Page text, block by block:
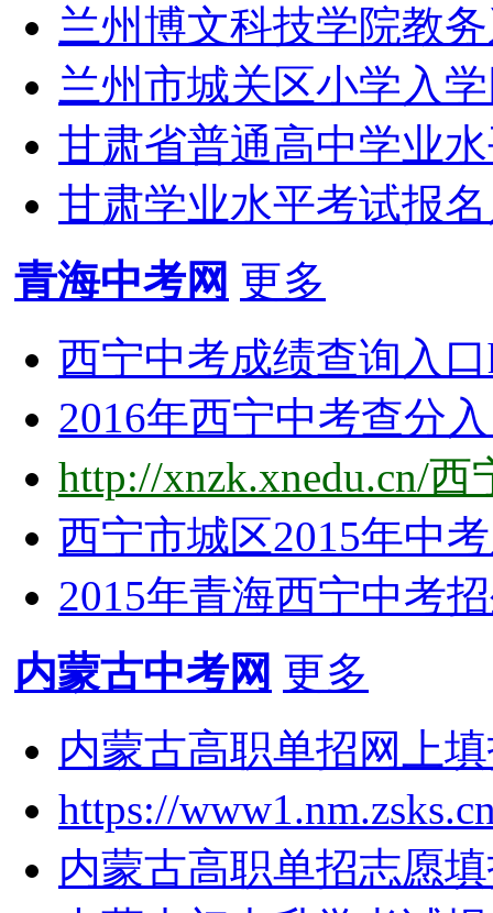
兰州博文科技学院教
兰州市城关区小学入
甘肃省普通高中学业
甘肃学业水平考试报
青海中考网 更多
西宁中考成绩查询入口
2016年西宁中考查分
http://xnzk.xnedu.cn/
西宁市城区2015年中
2015年青海西宁中考
内蒙古中考网 更多
内蒙古高职单招网上
https://
内蒙古高职单招志愿